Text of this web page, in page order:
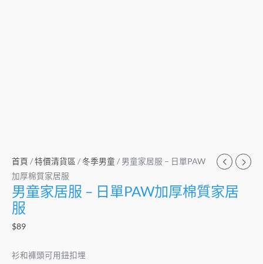
首頁 /特價清貨區 /冬季男童 / 男童家居服 – 日單PAW
加厚棉質家居服
男童家居服 – 日單PAW加厚棉質家居
服
$89
衫和褲頭可用鈕扣埋